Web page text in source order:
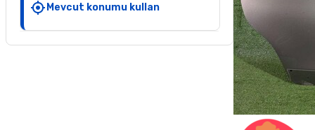
Mevcut konumu kullan